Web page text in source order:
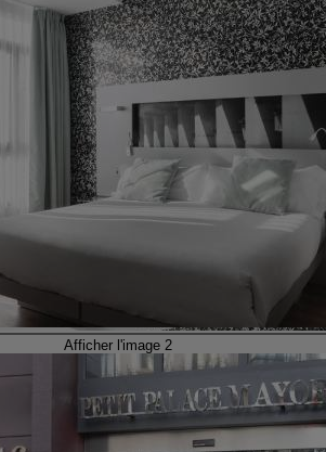
Afficher l'image 2